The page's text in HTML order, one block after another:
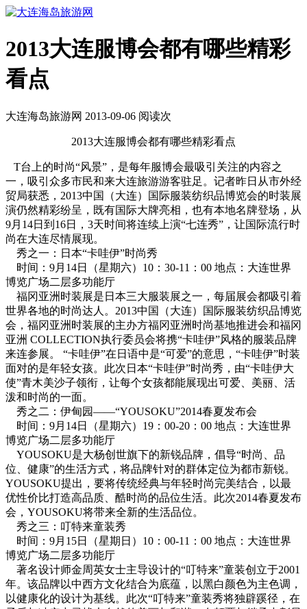
2013大连服博会都有哪些精彩
看点
大连海岛旅游网 2013-09-06 阅读次
2013大连服博会都有哪些精彩看点
T台上的时尚“风景”，是每年服博会最吸引关注的内容之
一，吸引众多市民和来大连旅游游客驻足。记者昨日从市外经
贸局获悉，2013中国（大连）国际服装纺织品博览会的时装展
演仍然精彩纷呈，既有国际大牌亮相，也有本地名牌登场，从
9月14日到16日，3天时间将连续上演“七连秀”，让国际流行时
尚在大连尽情展现。
秀之一：日本“卡哇伊”时尚秀
时间：9月14日（星期六）10：30-11：00 地点：大连世界
博览广场二层多功能厅
福冈亚洲时装展是日本三大服装展之一，每届展会都吸引着
世界各地的时尚达人。2013中国（大连）国际服装纺织品博览
会，福冈亚洲时装展的主办方福冈亚洲时尚基地推进会和福冈
亚洲 COLLECTION执行委员会将携“卡哇伊”风格的服装品牌
来连参展。 “卡哇伊”在日语中是“可爱”的意思，“卡哇伊”时装
面对的是年轻女孩。此次日本“卡哇伊”时尚秀，由“卡哇伊大
使”青木美沙子领衔，让每个女孩都能展现出可爱、美丽、活
泼和时尚的一面。
秀之二：伊甸园——“YOUSOKU”2014春夏发布会
时间：9月14日（星期六）19：00-20：00 地点：大连世界
博览广场二层多功能厅
YOUSOKU是大杨创世旗下的新锐品牌，倡导“时尚、品
位、健康”的生活方式，将品牌针对的群体定位为都市新锐。
YOUSOKU提出，要将传统经典与年轻时尚完美结合，以最
优性价比打造高品质、酷时尚的品位生活。此次2014春夏发布
会，YOUSOKU将带来全新的生活品位。
秀之三：叮特来童装秀
时间：9月15日（星期日）10：00-11：00 地点：大连世界
博览广场二层多功能厅
著名设计师金周英女士主导设计的“叮特来”童装创立于2001
年。该品牌以中西方文化结合为底蕴，以黑白颜色为主色调，
以健康化的设计为基线。此次“叮特来”童装秀将独辟蹊径，在